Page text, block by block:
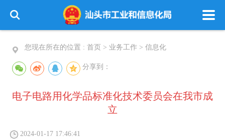
您现在所在的位置 : 首页 > 业务工作 > 信息化
分享到：
电子电路用化学品标准化技术委员会在我市成
立
2024-01-17 17:46:41